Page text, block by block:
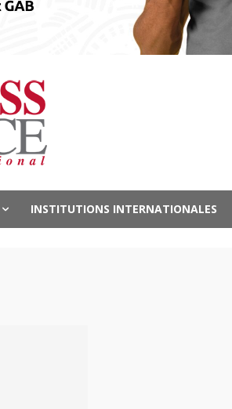
INSTITUTIONS INTERNATIONALES